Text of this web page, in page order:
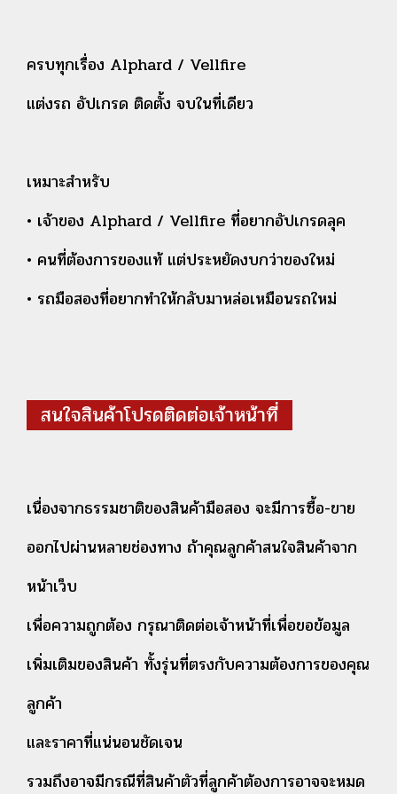
ครบทุกเรื่อง Alphard / Vellfire
แต่งรถ อัปเกรด ติดตั้ง จบในที่เดียว
เหมาะสำหรับ
• เจ้าของ Alphard / Vellfire ที่อยากอัปเกรดลุค
• คนที่ต้องการของแท้ แต่ประหยัดงบกว่าของใหม่
• รถมือสองที่อยากทำให้กลับมาหล่อเหมือนรถใหม่
สนใจสินค้าโปรดติดต่อเจ้าหน้าที่
เนื่องจากธรรมชาติของสินค้ามือสอง จะมีการซื้อ-ขาย
ออกไปผ่านหลายช่องทาง ถ้าคุณลูกค้าสนใจสินค้าจาก
หน้าเว็บ
เพื่อความถูกต้อง กรุณาติดต่อเจ้าหน้าที่เพื่อขอข้อมูล
เพิ่มเติมของสินค้า ทั้งรุ่นที่ตรงกับความต้องการของคุณ
ลูกค้า
และราคาที่แน่นอนชัดเจน
รวมถึงอาจมีกรณีที่สินค้าตัวที่ลูกค้าต้องการอาจจะหมด